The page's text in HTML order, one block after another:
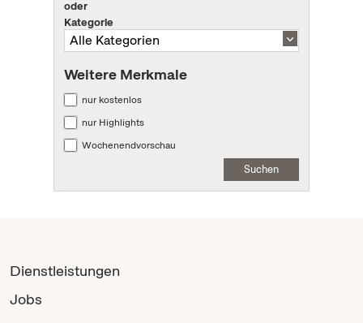
oder
Kategorie
Weitere Merkmale
nur kostenlos
nur Highlights
Wochenendvorschau
Suchen
Dienstleistungen
Jobs